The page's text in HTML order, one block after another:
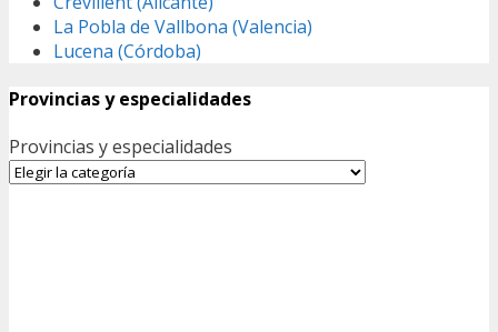
La Pobla de Vallbona (Valencia)
Lucena (Córdoba)
Provincias y especialidades
Provincias y especialidades